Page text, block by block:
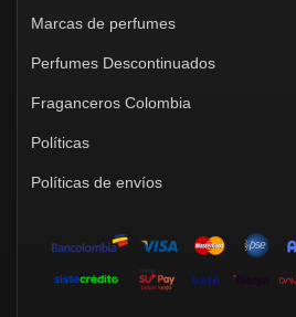
Marcas de perfumes
Perfumes Descontinuados
Fraganceros Colombia
Políticas
Políticas de envíos